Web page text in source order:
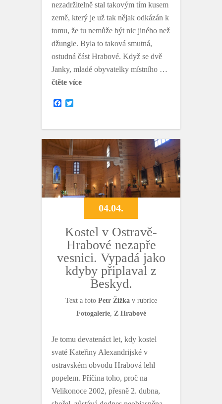
nezadržitelně stal takovým tím kusem
země, který je už tak nějak odkázán k
tomu, že tu nemůže být nic jiného než
džungle. Byla to taková smutná,
ostudná část Hrabové. Když se dvě
Janky, mladé obyvatelky místního …
čtěte více
F
o
k
r
04.04.
Kostel v Ostravě-
Hrabové nezapře
vesnici. Vypadá jako
kdyby připlaval z
Beskyd.
Text a foto Petr Žižkav rubrice
Fotogalerie, Z Hrabové
Je tomu devatenáct let, kdy kostel
svaté Kateřiny Alexandrijské v
ostravském obvodu Hrabová lehl
popelem. Příčina toho, proč na
Velikonoce 2002, přesně 2. dubna,